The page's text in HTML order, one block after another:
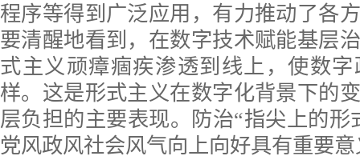
程序等得到广泛应用，有力推动了各
要清醒地看到，在数字技术赋能基层
式主义顽瘴痼疾渗透到线上，使数
样。这是形式主义在数字化背景下的
层负担的主要表现。防治“指尖上的形
党风政风社会风气向上向好具有重要